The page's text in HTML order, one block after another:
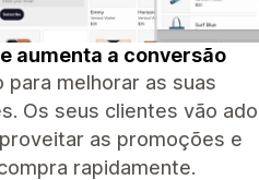
aumenta a conversão
para melhorar as suas
Os seus clientes vão
as promoções e
rapidamente.